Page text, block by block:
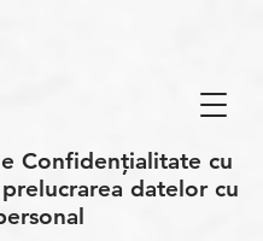
Confidențialitate cu
datelor cu